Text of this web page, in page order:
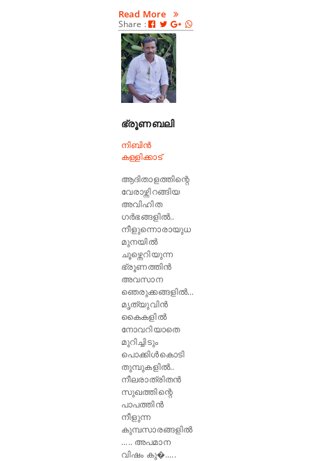
Read More
Share :
ഭ്രൂണബലി
നിബിൻ
കള്ളിക്കാട്
ആദിതാളത്തിന്റെ
വേരാഴ്ന്നിറങ്ങിയ
അവിഹിത
ഗർഭങ്ങളിൽ..
നീളുന്നൊരായുധ
മുനയിൽ
ചൂഴ്ന്നെറിയുന്ന
ഭ്രൂണത്തിൻ
അവസാന
ഞെരുക്കങ്ങളിൽ...
മൃത്യുവിൻ
കൈകളിൽ
നോവറിയാതെ
മുറിച്ചിടും
പൊക്കിൾകൊടി
തുമ്പുകളിൽ..
നീലരാത്രിതൻ
സുഖത്തിന്റെ
പാപത്തിൻ
നീളുന്ന
കുമ്പസാരങ്ങളിൽ
..... അപമാന
വിഷം കു�.....